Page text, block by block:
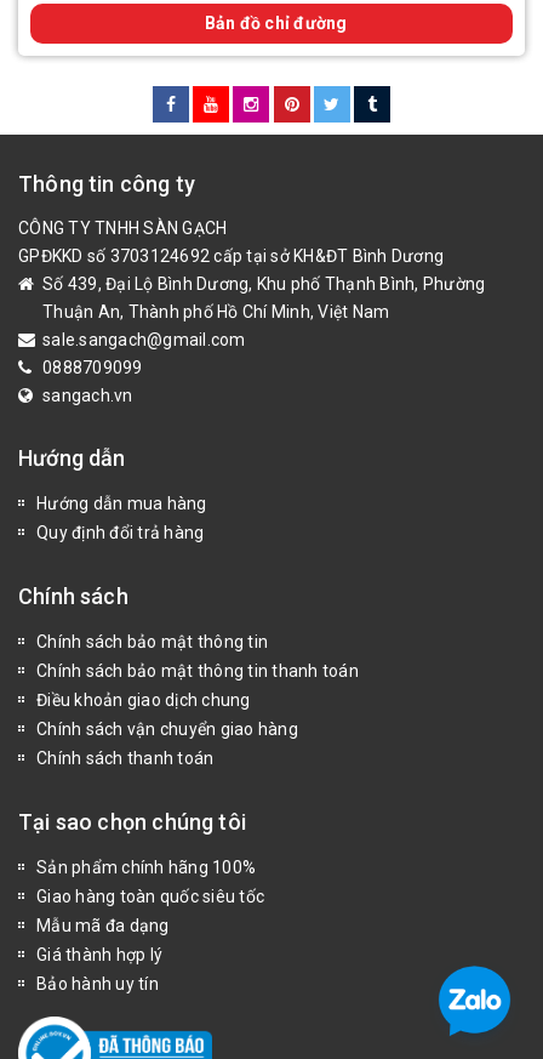
Bản đồ chỉ đường
Thông tin công ty
CÔNG TY TNHH SÀN GẠCH
GPĐKKD số 3703124692 cấp tại sở KH&ĐT Bình Dương
Số 439, Đại Lộ Bình Dương, Khu phố Thạnh Bình, Phường
Thuận An, Thành phố Hồ Chí Minh, Việt Nam
sale.sangach@gmail.com
0888709099
sangach.vn
Hướng dẫn
Hướng dẫn mua hàng
Quy định đổi trả hàng
Chính sách
Chính sách bảo mật thông tin
Chính sách bảo mật thông tin thanh toán
Điều khoản giao dịch chung
Chính sách vận chuyển giao hàng
Chính sách thanh toán
Tại sao chọn chúng tôi
Sản phẩm chính hãng 100%
Giao hàng toàn quốc siêu tốc
Mẫu mã đa dạng
Giá thành hợp lý
Bảo hành uy tín